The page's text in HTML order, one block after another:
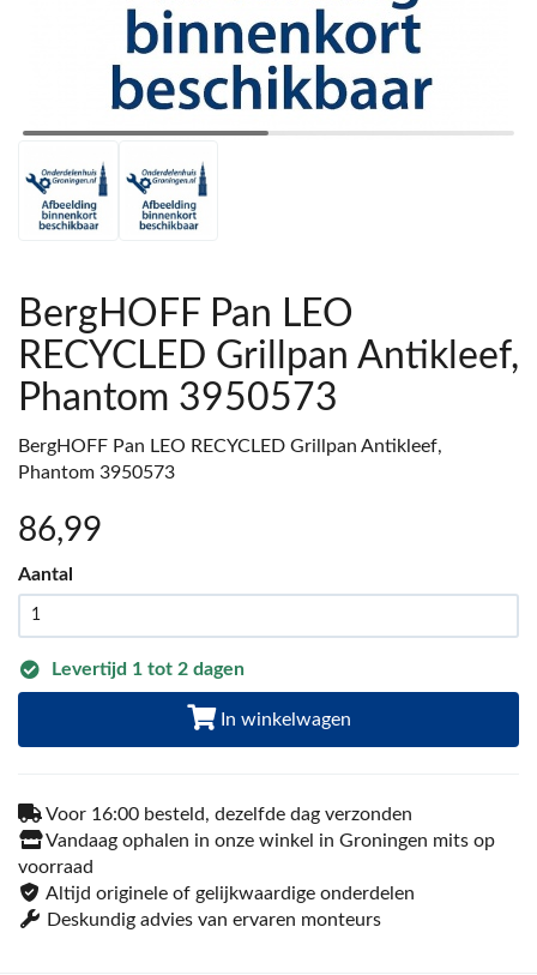
BergHOFF Pan LEO
RECYCLED Grillpan Antikleef,
Phantom 3950573
BergHOFF Pan LEO RECYCLED Grillpan Antikleef,
Phantom 3950573
86,99
Aantal
Levertijd 1 tot 2 dagen
In winkelwagen
Voor 16:00 besteld, dezelfde dag verzonden
Vandaag ophalen in onze winkel in Groningen mits op
voorraad
Altijd originele of gelijkwaardige onderdelen
Deskundig advies van ervaren monteurs